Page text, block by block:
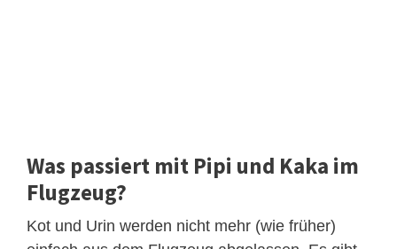
Was passiert mit Pipi und Kaka im
Flugzeug?
Kot und Urin werden nicht mehr (wie früher)